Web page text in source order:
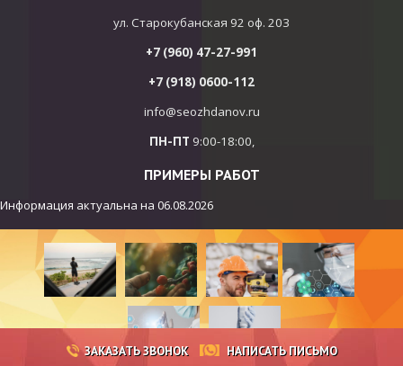
ул. Старокубанская 92 оф. 203
+7 (960) 47-27-991
+7 (918) 0600-112
info@seozhdanov.ru
ПН-ПТ 9:00-18:00,
ПРИМЕРЫ РАБОТ
Информация актуальна на 06.08.2026
ЗАКАЗАТЬ ЗВОНОК НАПИСАТЬ ПИСЬМО